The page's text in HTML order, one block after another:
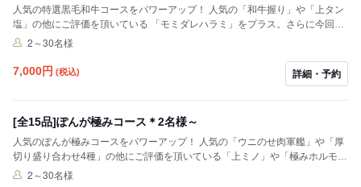
人気の特選黒毛和牛コースをパワーアップ！ 人気の「和牛握り」や「上タン
塩」の他にご評価を頂いている 「モミダレハラミ」をプラス。さらに今回
は、希少部位を使用して 「焼しゃぶ」を追加致しました。 自慢の「きみダ
2～30名様
7,000円 (税込) 詳細・予約
[全15品]ぽんが極みコース＊2名様～
人気のぽんが極みコースをパワーアップ！ 人気の「ウニのせ肉軍艦」や「厚
切り盛り合わせ4種」の他にご評価を頂いている「上ミノ」や「極みホルモ
ン」など。 さらに今回は、希少部位を使用して「焼しゃぶ」を追加致しまし
2～30名様